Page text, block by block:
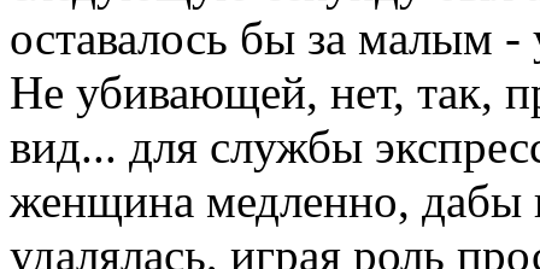
оставалось бы за малым
Не убивающей, нет, так,
вид... для службы
женщина медленно, дабы
удалялась, играя роль